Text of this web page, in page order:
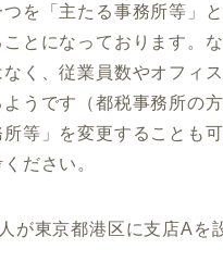
を「主たる事務所等」
とになっております。
く、従業員数やオフィ
うです（都税事務所の
等」を変更することも
ださい。
が東京都港区に支店Aを